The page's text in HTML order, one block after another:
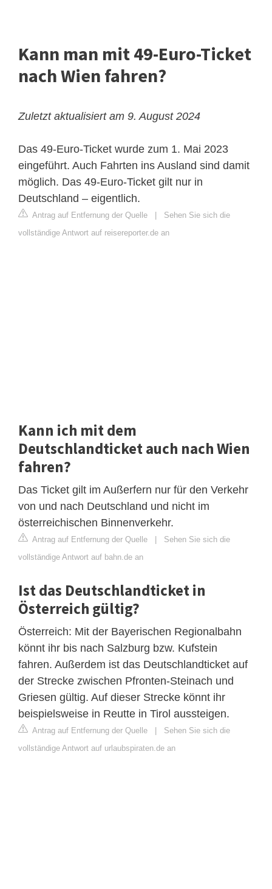
Kann man mit 49-Euro-Ticket
nach Wien fahren?
Zuletzt aktualisiert am 9. August 2024
Das 49-Euro-Ticket wurde zum 1. Mai 2023
eingeführt. Auch Fahrten ins Ausland sind damit
möglich. Das 49‑Euro-Ticket gilt nur in
Deutschland – eigentlich.
Antrag auf Entfernung der Quelle
Sehen Sie sich die
vollständige Antwort auf reisereporter.de an
Kann ich mit dem
Deutschlandticket auch nach Wien
fahren?
Das Ticket gilt im Außerfern nur für den Verkehr
von und nach Deutschland und nicht im
österreichischen Binnenverkehr.
Antrag auf Entfernung der Quelle
Sehen Sie sich die
vollständige Antwort auf bahn.de an
Ist das Deutschlandticket in
Österreich gültig?
Österreich: Mit der Bayerischen Regionalbahn
könnt ihr bis nach Salzburg bzw. Kufstein
fahren. Außerdem ist das Deutschlandticket auf
der Strecke zwischen Pfronten-Steinach und
Griesen gültig. Auf dieser Strecke könnt ihr
beispielsweise in Reutte in Tirol aussteigen.
Antrag auf Entfernung der Quelle
Sehen Sie sich die
vollständige Antwort auf urlaubspiraten.de an